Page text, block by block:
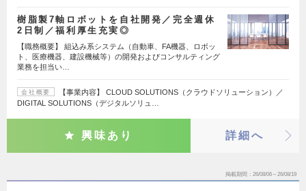
樹脂製7軸ロボットを自社開発／完全週休
2日制／福利厚生充実◎
【職務概要】 組込み系システム（自動車、FA機器、ロボッ
ト、医療機器、建設機械等）の開発およびコンサルティング
業務を担当い…
会社概要
【事業内容】 CLOUD SOLUTIONS（クラウドソリューション）／
DIGITAL SOLUTIONS（デジタルソリュ…
興味あり 詳細へ
掲載期間 26/08/06～26/08/19